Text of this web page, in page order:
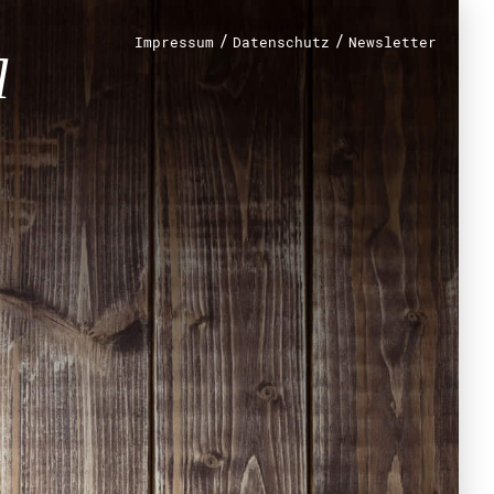
Impressum / Datenschutz / Newsletter